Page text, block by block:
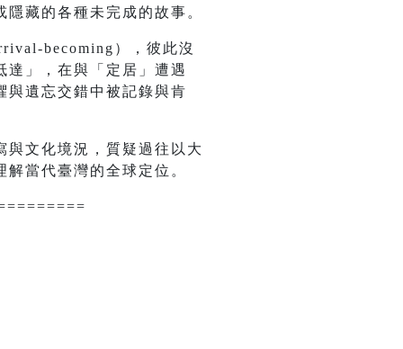
藏的各種未完成的故事。
becoming），彼此沒
達」，在與「定居」遭遇
與遺忘交錯中被記錄與肯
文化境況，質疑過往以大
當代臺灣的全球定位。